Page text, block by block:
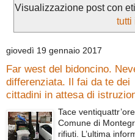
Visualizzazione post con
tutti
giovedì 19 gennaio 2017
Far west del bidoncino.
differenziata. Il fai da te dei
cittadini in attesa di
Tace
Comune di
rifiuti. L’ultima